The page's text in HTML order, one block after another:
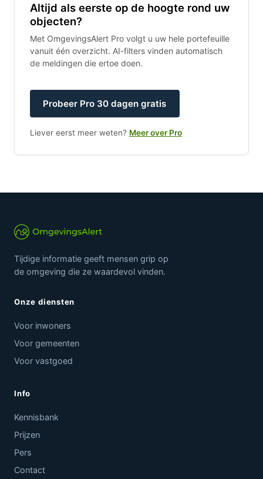
Altijd als eerste op de hoogte rond uw
objecten?
Met OmgevingsAlert Pro volgt u uw hele portefeuille
vanuit één overzicht. AI-filters vinden automatisch
de meldingen die ertoe doen.
Probeer Pro 30 dagen gratis
Liever eerst meer weten? Meer over Pro
Tijdige informatie geeft mensen grip op
de omgeving die ze waardevol vinden.
Onze diensten
Voor inwoners
Voor gemeenten
Voor vastgoed
Info
Kennisbank
Prijzen
Pers
Contact